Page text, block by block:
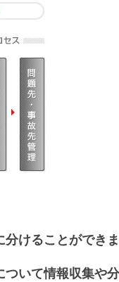
けることができま
いて情報収集や